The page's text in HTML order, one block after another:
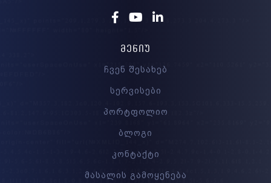
ᲛᲔᲜᲘᲣ
ჩვენ შესახებ
სერვისები
პორტფოლიო
ბლოგი
კონტაქტი
მასალის გამოყენება